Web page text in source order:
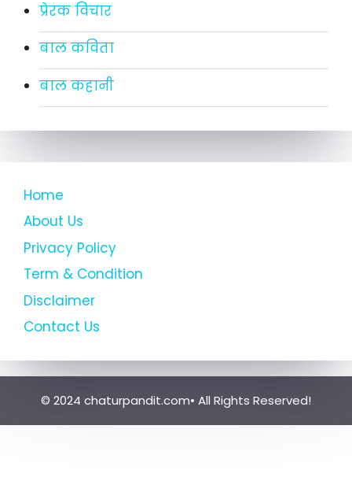
प्रेरक विचार
बाल कविता
बाल कहानी
Home
About Us
Privacy Policy
Term & Condition
Disclaimer
Contact Us
© 2024 chaturpandit.com• All Rights Reserved!